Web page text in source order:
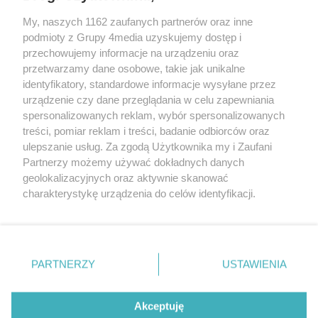
Redakcja Reklama Prywatność
Praca Łódź
the:protocol
Facebook.com
Youtube.com
My, naszych 1162 zaufanych partnerów oraz inne
podmioty z Grupy 4media uzyskujemy dostęp i
przechowujemy informacje na urządzeniu oraz
przetwarzamy dane osobowe, takie jak unikalne
identyfikatory, standardowe informacje wysyłane przez
urządzenie czy dane przeglądania w celu zapewniania
spersonalizowanych reklam, wybór spersonalizowanych
treści, pomiar reklam i treści, badanie odbiorców oraz
ulepszanie usług. Za zgodą Użytkownika my i Zaufani
Partnerzy możemy używać dokładnych danych
geolokalizacyjnych oraz aktywnie skanować
charakterystykę urządzenia do celów identyfikacji.
zmienić/wycofać klikając przycisk ustawień prywatności
znajdujący się w lewym dolnym rogu strony
. Niektóre
użytkownika, ale masz prawo sprzeciwić się takiemu
PARTNERZY USTAWIENIA
Akceptuję